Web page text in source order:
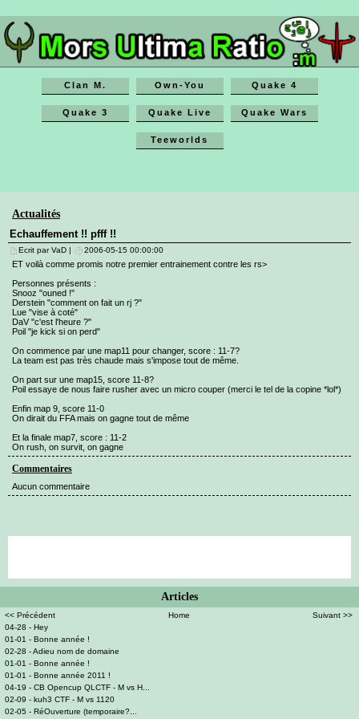
Clan M. Own-You Quake 4
Quake 3 Quake Live Quake Wars
Teeworlds
Articles
<< Précédent Home
Suivant >>
04-28 - Hey
01-01 - Bonne année !
02-28 - Adieu nom de domaine
01-01 - Bonne année !
01-01 - Bonne année 2011 !
04-19 - CB Opencup QLCTF - M vs H...
02-09 - kuh3 CTF - M vs 1120
02-05 - RéOuverture (temporaire?...
Actualités
Echauffement !! pfff !!
Ecrit par VaD | 2006-05-15 00:00:00
ET voilà comme promis notre premier entrainement contre les rs>
Personnes présents :
Snooz "ouned !"
Derstein "comment on fait un rj ?"
Lue "vise à coté"
DaV "c'est l'heure ?"
Poil "je kick si on perd"
On commence par une map11 pour changer, score : 11-7?
La team est pas très chaude mais s'impose tout de même.
On part sur une map15, score 11-8?
Poil essaye de nous faire rusher avec un micro couper (merci le tel de la copine *lol*)
Enfin map 9, score 11-0
On dirait du FFA mais on gagne tout de même
Et la finale map7, score : 11-2
On rush, on survit, on gagne
Commentaires
Aucun commentaire